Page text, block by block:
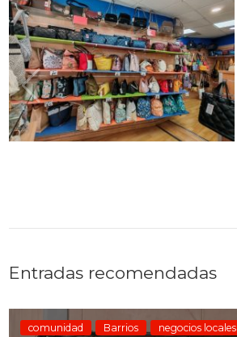
Entradas recomendadas
comunidad Barrios negocios locales